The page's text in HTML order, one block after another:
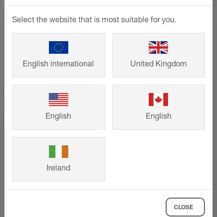
inoxydable
PDF – 13,91 MB
Fiche produit - © Schlüter-Systems
PDF – 290,55 KB
Références
Que ce soit dans des maisons
d'habitation ou dans des grands projets
immobiliers, les solutions innovantes de
vous de projets de construction et de
rénovation déjà réalisés par nos clients
pour concrétiser vos idées.
Select the website that is most suitable for you.
English international United Kingdom
English English
Ireland
CLOSE